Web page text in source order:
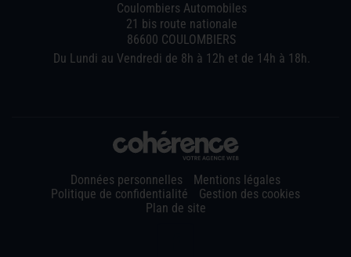
Coulombiers Automobiles
21 bis route nationale
86600 COULOMBIERS
Du Lundi au Vendredi de 8h à 12h et de 14h à 18h.
Données personnelles
Mentions légales
Politique de confidentialité
Gestion des cookies
Plan de site